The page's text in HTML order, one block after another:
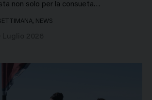
non solo per la consueta…
NEWS